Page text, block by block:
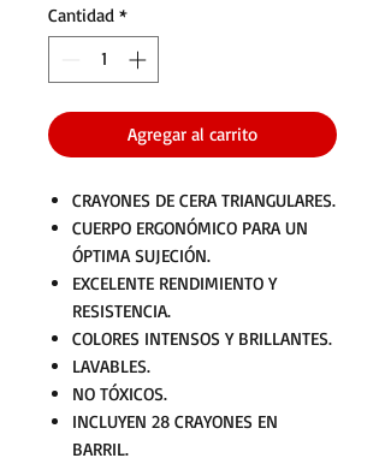
Cantidad *
Agregar al carrito
CRAYONES DE CERA TRIANGULARES.
CUERPO ERGONÓMICO PARA UN
ÓPTIMA SUJECIÓN.
EXCELENTE RENDIMIENTO Y
RESISTENCIA.
COLORES INTENSOS Y BRILLANTES.
LAVABLES.
NO TÓXICOS.
INCLUYEN 28 CRAYONES EN
BARRIL.